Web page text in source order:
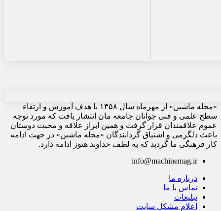
«مجله ماشین» از مهرماه سال ۱۳۵۸ با هدف آموزش و ارتقاء
سطح علمی و فنی جوانان جامعه مان انتشار یافت که مورد توجه
عموم علاقمندان قرار گرفت و همین ابراز علاقه و محبت دوستان
باعث دلگرمی و اشتیاق گردانندگان «مجله ماشین» در جهت ادامه
کار فرهنگی ما گردید که به لطف خداوند هنوز ادامه دارد.
info@machinemag.ir
درباره ما
تماس با ما
تبلیغات
اعلام مشکل سایت